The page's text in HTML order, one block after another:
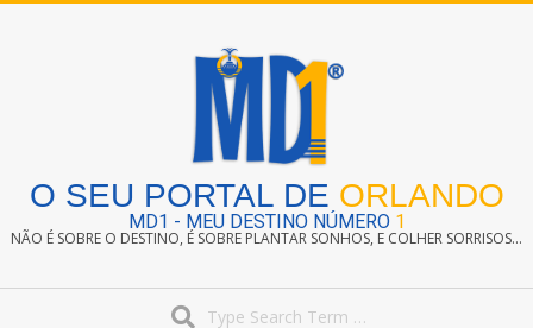
O SEU PORTAL DE ORLANDO
MD1 - MEU DESTINO NÚMERO 1
NÃO É SOBRE O DESTINO, É SOBRE PLANTAR SONHOS, E COLHER SORRISOS...